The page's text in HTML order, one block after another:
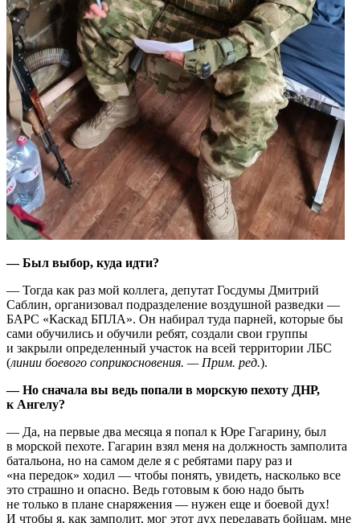
— Был выбор, куда идти?
— Тогда как раз мой коллега, депутат Госдумы Дмитрий
Саблин, организовал подразделение воздушной разведки —
БАРС «Каскад БПЛА». Он набирал туда парней, которые бы
сами обучились и обучили ребят, создали свои группы
и закрыли определенный участок на всей территории ЛБС
(линии боевого соприкосновения. — Прим. ред.).
— Но сначала вы ведь попали в морскую пехоту ДНР,
к Ангелу?
— Да, на первые два месяца я попал к Юре Гагарину, был
в морской пехоте. Гагарин взял меня на должность замполита
батальона, но на самом деле я с ребятами пару раз и
«на передок» ходил — чтобы понять, увидеть, насколько все
это страшно и опасно. Ведь готовым к бою надо быть
не только в плане снаряжения — нужен еще и боевой дух!
И чтобы я, как замполит, мог этот дух передавать бойцам, мне